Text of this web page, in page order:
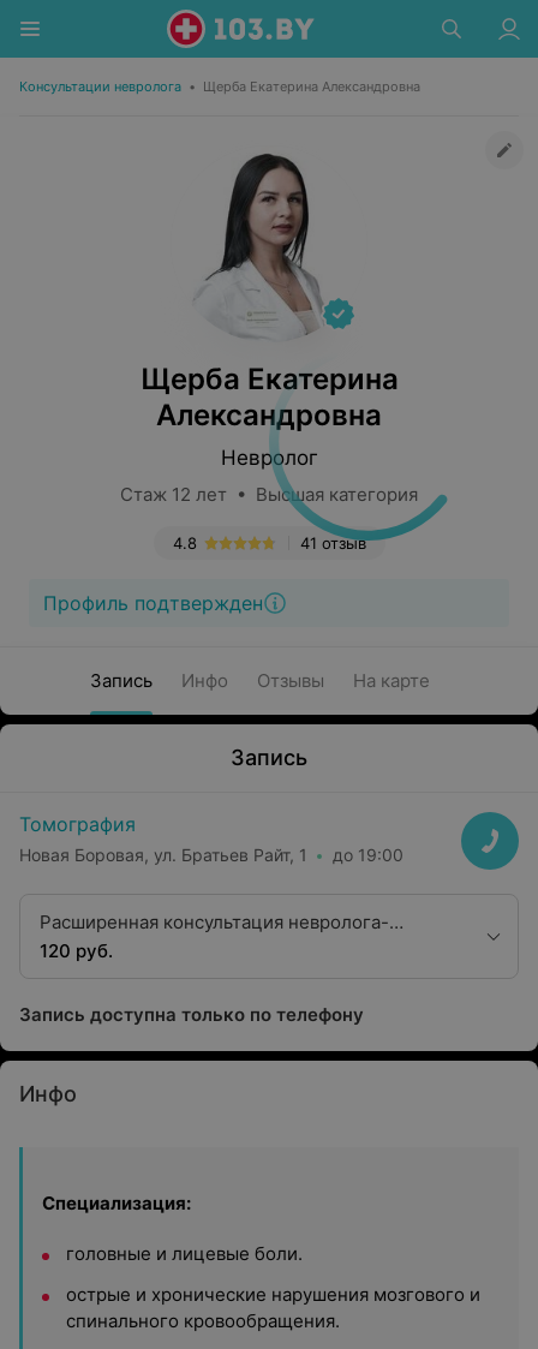
Консультации невролога • Щерба Екатерина Александровна
Щерба Екатерина
Александровна
Невролог
Стаж 12 лет • Высшая категория
41 отзыв
4.8
Профиль подтвержден
Запись Инфо Отзывы На карте
Запись
Томография
Новая Боровая, ул. Братьев Райт, 1 до 19:00
Расширенная консультация невролога-
цефалголога с объективным тестированием и
120 руб.
Запись доступна только по телефону
Инфо
Специализация:
головные и лицевые боли.
острые и хронические нарушения мозгового и
спинального кровообращения.